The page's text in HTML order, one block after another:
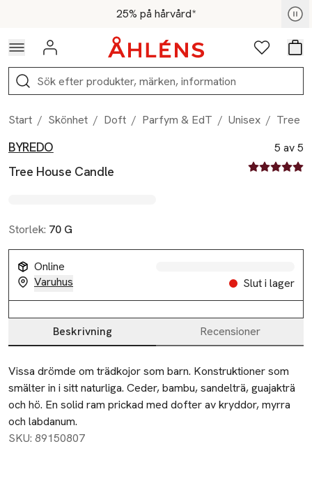
Hoppa till navigationsmenyn25% på hårvård*
För medlemmar - Shoppa nu
Logga in Favoriter
Sök
Start / Skönhet / Doft / Parfym & EdT / Unisex / Tree
Produktbilder
Hoppa över bildspelet
BYREDO
Tree House Candle
5 av 5
5 av fem
Storlek: 70 G
Online
Varuhus
Slut i lager
Produktinformation
Beskrivning Recensioner
Beskrivning
Vissa drömde om trädkojor som barn. Konstruktioner som
smälter in i sitt naturliga. Ceder, bambu, sandelträ, guajakträ
och hö. En solid ram prickad med dofter av kryddor, myrra
och labdanum.
SKU: 89150807